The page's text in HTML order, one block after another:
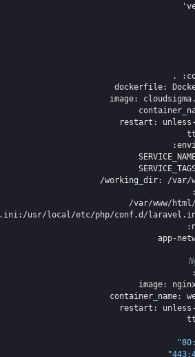
: .
dockerfile:
image:
container
restart : unless-
:
SERVICE
SERVICE _
working _dir: /var/
:/
ini:/usr/local/etc/php/conf.d/
:
app-
image:
container name:
restart : unless-